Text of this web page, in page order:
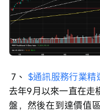
7、 $通訊服務行業精
去年9月以來一直在走
盤，然後在到達價值